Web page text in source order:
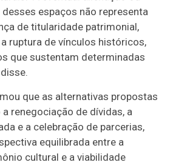
espaços não representa
de titularidade patrimonial,
ruptura de vínculos históricos,
que sustentam determinadas
que as alternativas propostas
renegociação de dívidas, a
e a celebração de parcerias,
equilibrada entre a
cultural e a viabilidade